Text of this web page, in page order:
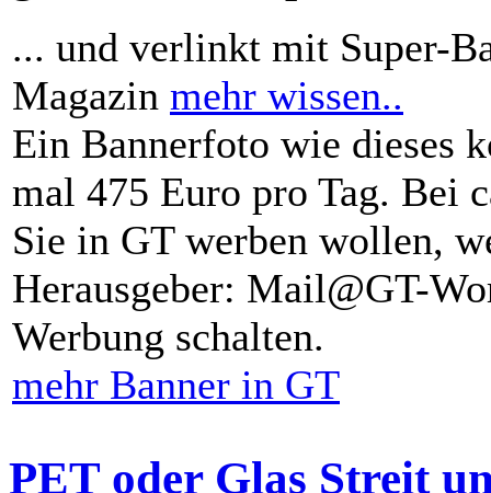
... und verlinkt mit Super-
Magazin mehr wissen..
Ein Bannerfoto wie dieses
mal 475 Euro pro Tag. Bei
Sie in GT werben wollen,
Herausgeber: Mail@GT-
Werbung schalten.
mehr Banner in GT
PET oder Glas Streit